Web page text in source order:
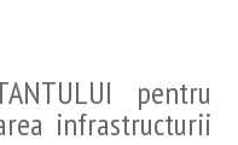
pentru
infrastructurii